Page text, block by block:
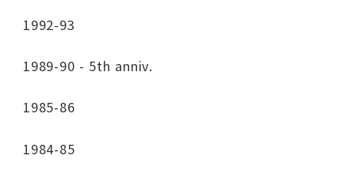
1992-93
1989-90 - 5th anniv.
1985-86
1984-85